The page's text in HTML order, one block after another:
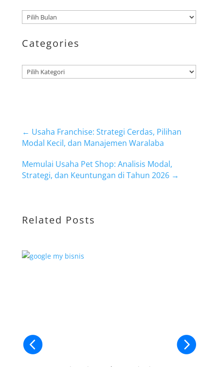
Arsip
Categories
Kategori
← Usaha Franchise: Strategi Cerdas, Pilihan
Modal Kecil, dan Manajemen Waralaba
Memulai Usaha Pet Shop: Analisis Modal,
Strategi, dan Keuntungan di Tahun 2026→
Related Posts